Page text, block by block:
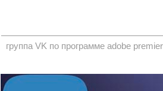
группа VK по программе adobe